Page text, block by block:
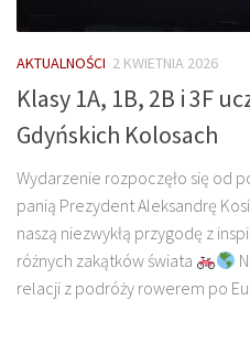
AKTUALNOŚCI 2 KWIETNIA 2026
Klasy 1A, 1B, 2B i 3F
Gdyńskich Kolosach
Wydarzenie rozpoczęło się od
panią Prezydent Aleksandrę
naszą niezwykłą przygodę z
różnych zakątków świata
relacji z podróży rowerem po